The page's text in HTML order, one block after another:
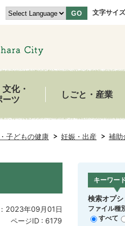
GO 文字サイズ
化・
ーツ
しごと・産業
子どもの健康 妊娠・出産
補助
2023年09月01日
ページID : 6179
キーワー
検索オプ
ファイル種
すべて